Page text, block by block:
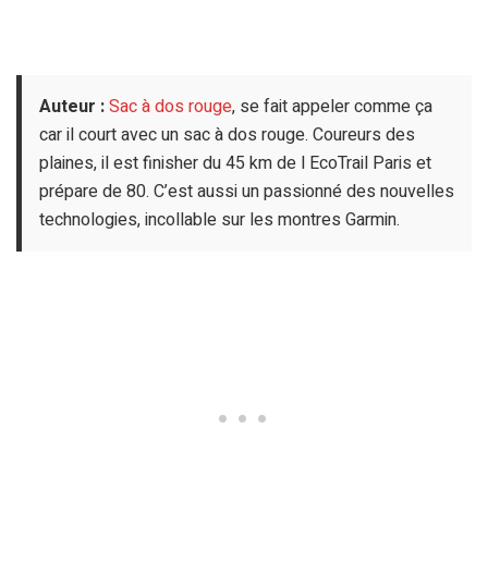
Auteur :Sac à dos rouge, se fait appeler comme ça
car il court avec un sac à dos rouge. Coureurs des
plaines, il est finisher du 45 km de l EcoTrail Paris et
prépare de 80. C’est aussi un passionné des nouvelles
technologies, incollable sur les montres Garmin.